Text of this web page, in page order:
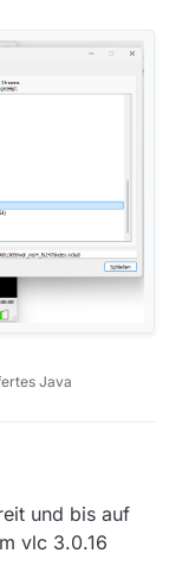
Java
und bis auf
vlc 3.0.16